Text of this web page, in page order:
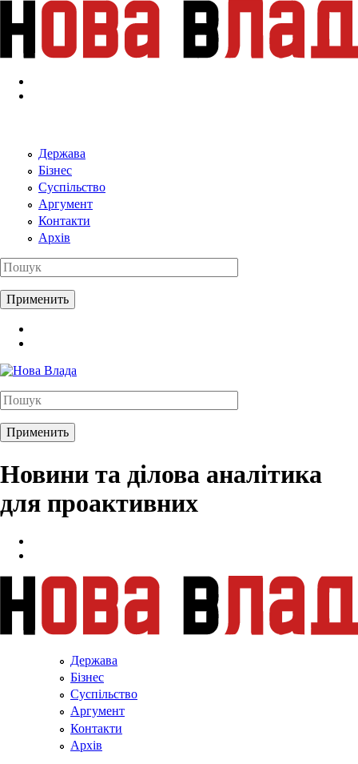
Перейти к основному содержанию
Держава
Бізнес
Суспільство
Аргумент
Контакти
Архів
Новини та ділова аналітика
для проактивних
Держава
Бізнес
Суспільство
Аргумент
Контакти
Архів